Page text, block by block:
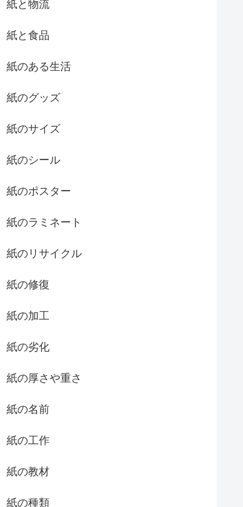
紙と物流
紙と食品
紙のある生活
紙のグッズ
紙のサイズ
紙のシール
紙のポスター
紙のラミネート
紙のリサイクル
紙の修復
紙の加工
紙の劣化
紙の厚さや重さ
紙の名前
紙の工作
紙の教材
紙の種類